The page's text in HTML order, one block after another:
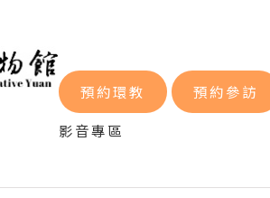
預約環教 預約參訪
影音專區